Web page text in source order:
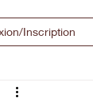
Inscription